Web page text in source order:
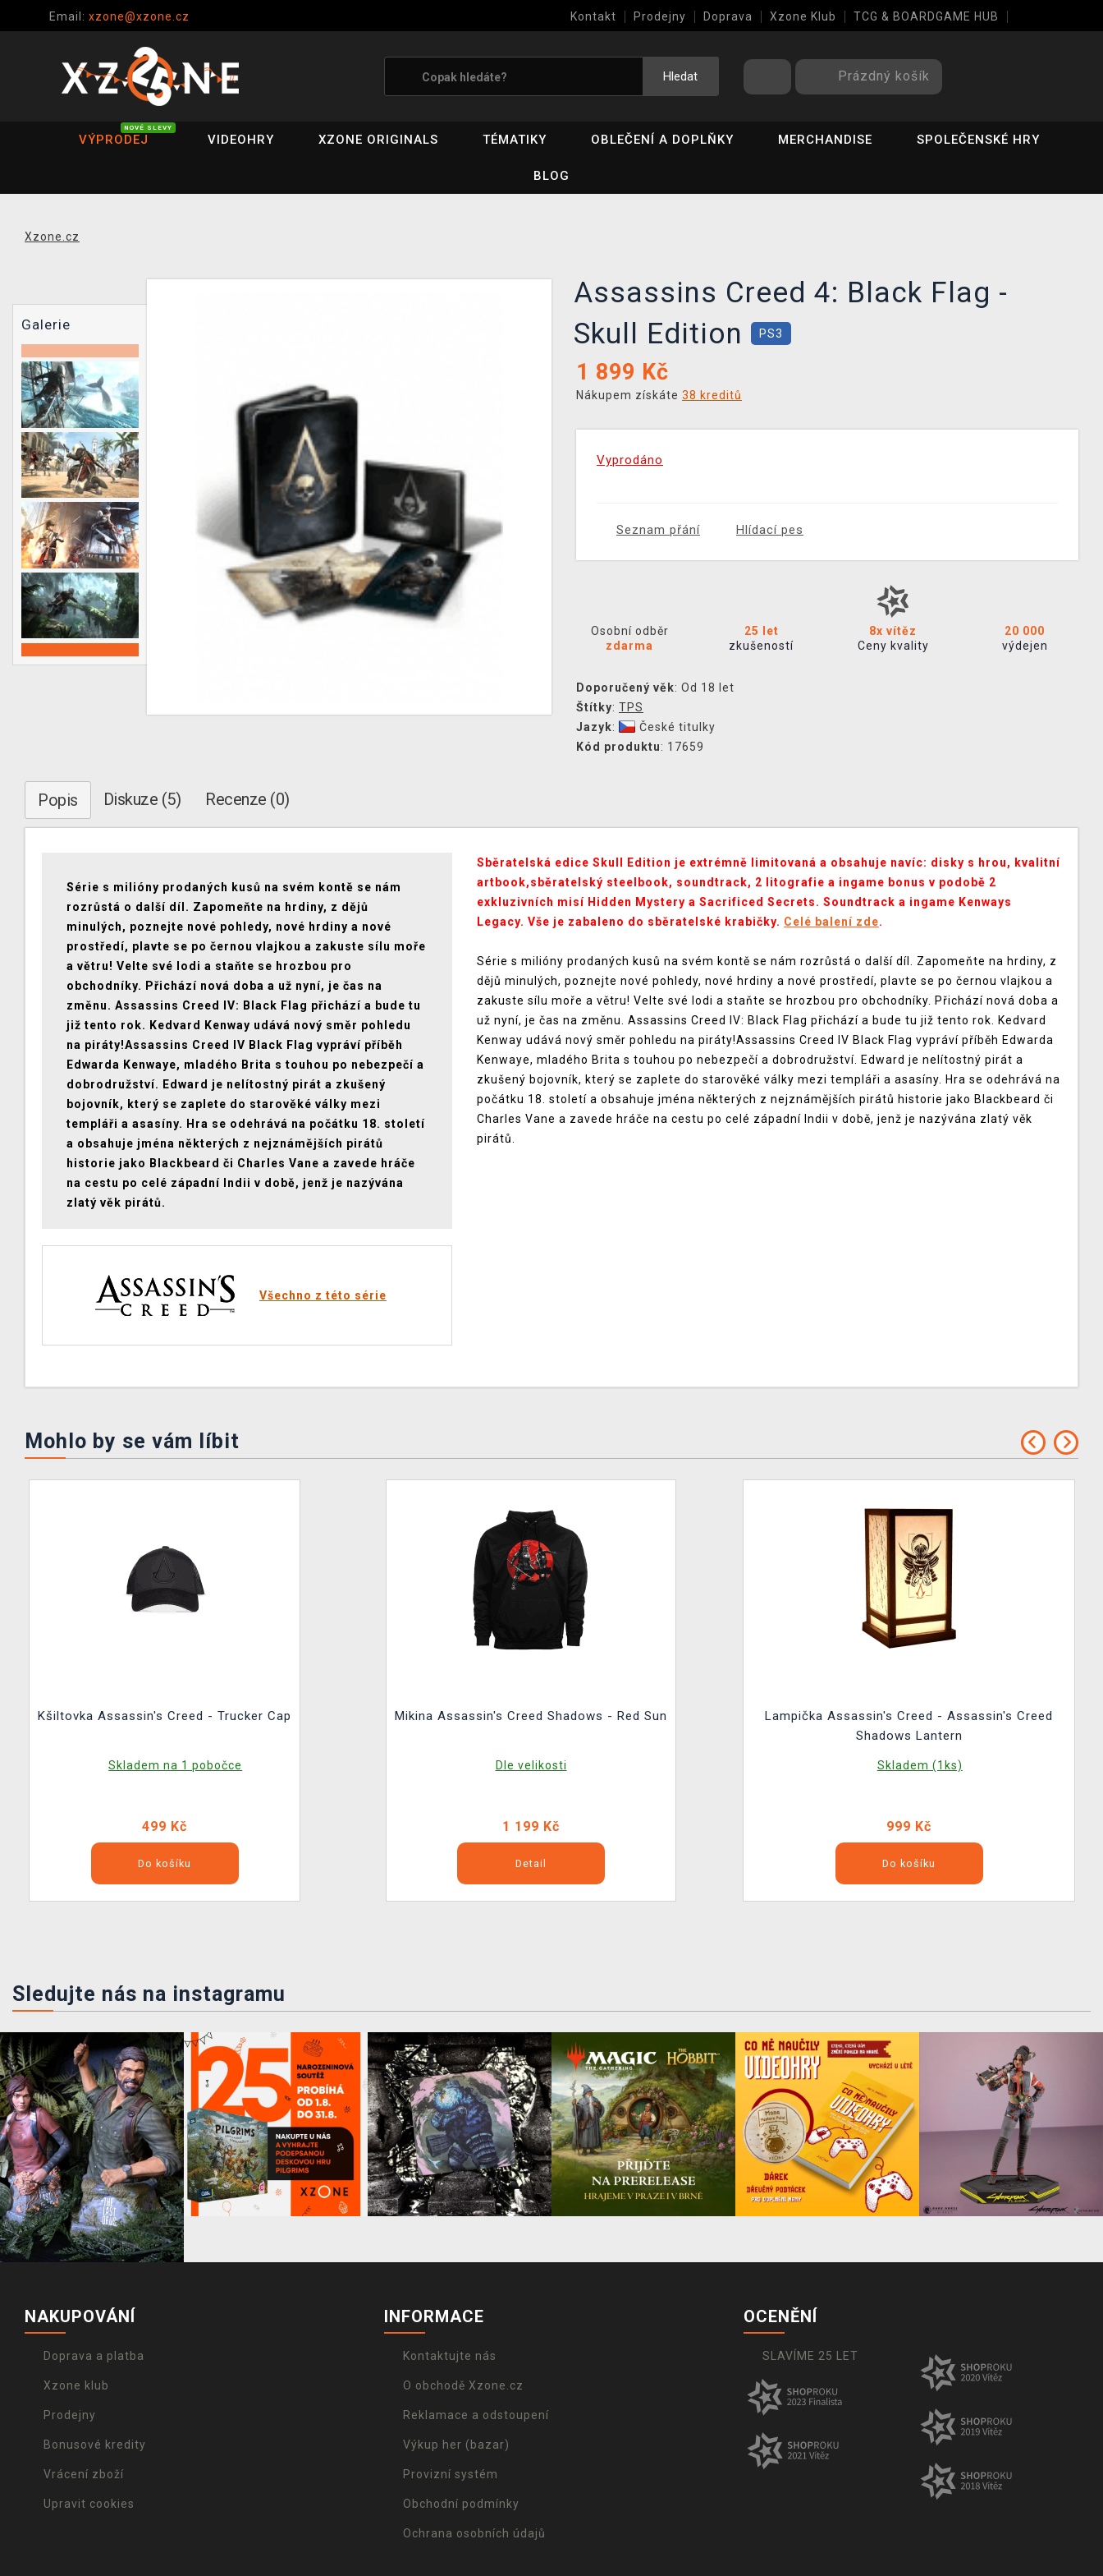
Email: xzone@xzone.cz Kontakt Prodejny Doprava Xzone Klub TCG & BOARDGAME HUB
Hledat Prázdný košík
VÝPRODEJ
NOVÉ SLEVY
VIDEOHRY XZONE ORIGINALS TÉMATIKY OBLEČENÍ A DOPLŇKY MERCHANDISE SPOLEČENSKÉ HRY
BLOG
Xzone.cz
Galerie
Assassins Creed 4: Black Flag -
Skull Edition
PS3
1 899 Kč
Nákupem získáte 38 kreditů
Vyprodáno
Seznam přání Hlídací pes
Osobní odběr
zdarma
25 let
zkušeností
8x vítěz
Ceny kvality
20 000
výdejen
Doporučený věk: Od 18 let
Štítky: TPS
Jazyk:
České titulky
Kód produktu: 17659
Popis Diskuze (5) Recenze (0)
Série s milióny prodaných kusů na svém kontě se nám
rozrůstá o další díl. Zapomeňte na hrdiny, z dějů
minulých, poznejte nové pohledy, nové hrdiny a nové
prostředí, plavte se po černou vlajkou a zakuste sílu moře
a větru! Velte své lodi a staňte se hrozbou pro
obchodníky. Přichází nová doba a už nyní, je čas na
změnu. Assassins Creed IV: Black Flag přichází a bude tu
již tento rok. Kedvard Kenway udává nový směr pohledu
na piráty!Assassins Creed IV Black Flag vypráví příběh
Edwarda Kenwaye, mladého Brita s touhou po nebezpečí a
dobrodružství. Edward je nelítostný pirát a zkušený
bojovník, který se zaplete do starověké války mezi
templáři a asasíny. Hra se odehrává na počátku 18. století
a obsahuje jména některých z nejznámějších pirátů
historie jako Blackbeard či Charles Vane a zavede hráče
na cestu po celé západní Indii v době, jenž je nazývána
zlatý věk pirátů.
Všechno z této série
Sběratelská edice Skull Edition je extrémně limitovaná a obsahuje navíc: disky s hrou, kvalitní
artbook,sběratelský steelbook, soundtrack, 2 litografie a ingame bonus v podobě 2
exkluzivních misí Hidden Mystery a Sacrificed Secrets. Soundtrack a ingame Kenways
Legacy. Vše je zabaleno do sběratelské krabičky. Celé balení zde.
Série s milióny prodaných kusů na svém kontě se nám rozrůstá o další díl. Zapomeňte na hrdiny, z
dějů minulých, poznejte nové pohledy, nové hrdiny a nové prostředí, plavte se po černou vlajkou a
zakuste sílu moře a větru! Velte své lodi a staňte se hrozbou pro obchodníky. Přichází nová doba a
už nyní, je čas na změnu. Assassins Creed IV: Black Flag přichází a bude tu již tento rok. Kedvard
Kenway udává nový směr pohledu na piráty!Assassins Creed IV Black Flag vypráví příběh Edwarda
Kenwaye, mladého Brita s touhou po nebezpečí a dobrodružství. Edward je nelítostný pirát a
zkušený bojovník, který se zaplete do starověké války mezi templáři a asasíny. Hra se odehrává na
počátku 18. století a obsahuje jména některých z nejznámějších pirátů historie jako Blackbeard či
Charles Vane a zavede hráče na cestu po celé západní Indii v době, jenž je nazývána zlatý věk
pirátů.
Mohlo by se vám líbit
Kšiltovka Assassin's Creed - Trucker Cap
Skladem na 1 pobočce
499 Kč
Do košíku
Mikina Assassin's Creed Shadows - Red Sun
Dle velikosti
1 199 Kč
Detail
Lampička Assassin's Creed - Assassin's Creed
Shadows Lantern
Skladem (1ks)
999 Kč
Do košíku
Sledujte nás na instagramu
NAKUPOVÁNÍ
Doprava a platba
Xzone klub
Prodejny
Bonusové kredity
Vrácení zboží
Upravit cookies
INFORMACE
Kontaktujte nás
O obchodě Xzone.cz
Reklamace a odstoupení
Výkup her (bazar)
Provizní systém
Obchodní podmínky
Ochrana osobních údajů
OCENĚNÍ
SLAVÍME 25 LET